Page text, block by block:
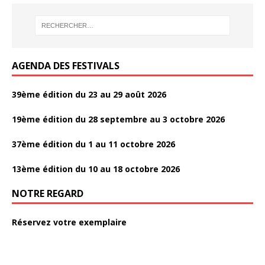
o
AGENDA DES FESTIVALS
39ème édition du 23 au 29 août 2026
19ème édition du 28 septembre au 3 octobre 2026
37ème édition du 1 au 11 octobre 2026
13ème édition du 10 au 18 octobre 2026
NOTRE REGARD
Réservez votre exemplaire